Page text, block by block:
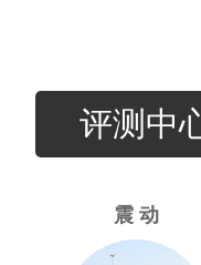
评测中
震 动